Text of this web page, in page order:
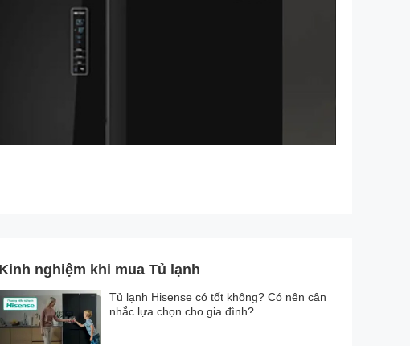
Kinh nghiệm khi mua Tủ lạnh
Tủ lạnh Hisense có tốt không? Có nên cân
nhắc lựa chọn cho gia đình?